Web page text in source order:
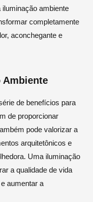
ambiente
completamente
aconchegante e
Ambiente
de benefícios para
de proporcionar
pode valorizar a
arquitetônicos e
Uma iluminação
a qualidade de vida
aumentar a